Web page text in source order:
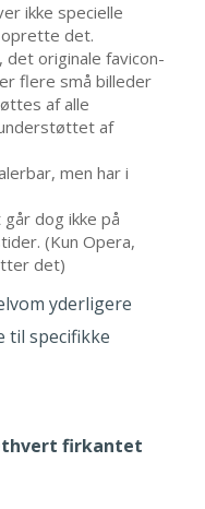
ikke specielle
det.
det originale favicon-
flere små billeder
af alle
af
men har i
dog ikke på
(Kun Opera,
det)
yderligere
specifikke
firkantet